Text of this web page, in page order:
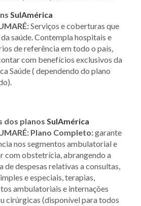
SulAmérica
Serviços e coberturas que
saúde. Contempla hospitais e
de referência em todo o país,
com benefícios exclusivos da
Saúde ( dependendo do plano
dos planos SulAmérica
Plano Completo:garante
nos segmentos ambulatorial e
com obstetrícia, abrangendo a
de despesas relativas a consultas,
e especiais, terapias,
ambulatoriais e internações
cirúrgicas (disponível para todos